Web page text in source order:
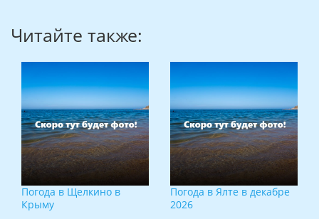
Читайте также:
Погода в Щелкино в
Крыму
Погода в Ялте в декабре
2026